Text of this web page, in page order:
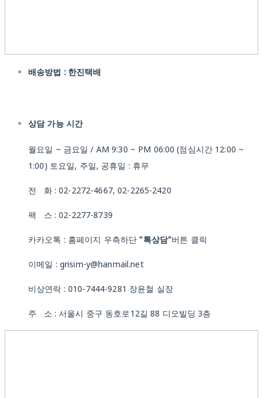
배송방법 : 한진택배
상담 가능 시간
월요일 ~ 금요일 / AM 9:30 ~ PM 06:00 (점심시간 12:00 ~
1:00) 토요일, 주일, 공휴일 : 휴무
전 화 : 02-2272-4667, 02-2265-2420
팩 스 : 02-2277-8739
카카오톡 : 홈페이지 우측하단 "톡상담"버튼 클릭
이메일 : grisim-y@hanmail.net
비상연락 : 010-7444-9281 장윤철 실장
주 소 : 서울시 중구 동호로12길 88 디오빌딩 3층